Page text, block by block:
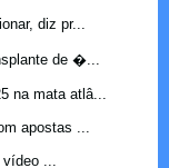
diz pr...
de �...
na mata atlâ...
apostas ...
vídeo ...